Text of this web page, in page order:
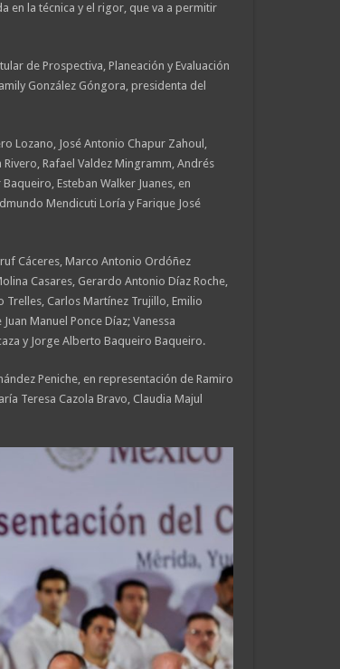
en la técnica y el rigor, que va a permitir
de Prospectiva, Planeación y Evaluación
González Góngora, presidenta del
Lozano, José Antonio Chapur Zahoul,
Rafael Valdez Mingramm, Andrés
Esteban Walker Juanes, en
Mendicuti Loría y Farique José
Cáceres, Marco Antonio Ordóñez
Casares, Gerardo Antonio Díaz Roche,
Trelles, Carlos Martínez Trujillo, Emilio
Manuel Ponce Díaz; Vanessa
y Jorge Alberto Baqueiro Baqueiro.
Peniche, en representación de Ramiro
Teresa Cazola Bravo, Claudia Majul